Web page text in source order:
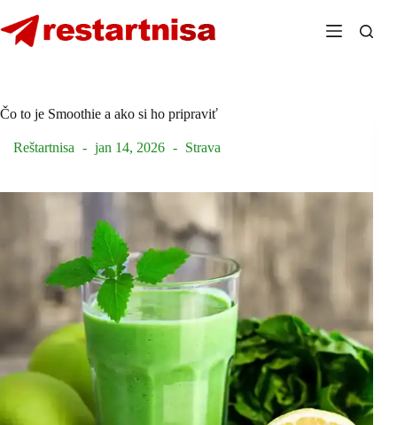
to
content
Čo to je Smoothie a ako si ho pripraviť
Reštartnisa jan 14, 2026 Strava